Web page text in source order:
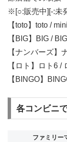
※[○:販売中][-:未
【toto】toto /
【BIG】BIG /
【ナンバーズ】
【ロト】ロト6 /
【BINGO】
各コンビニ
ファミリー